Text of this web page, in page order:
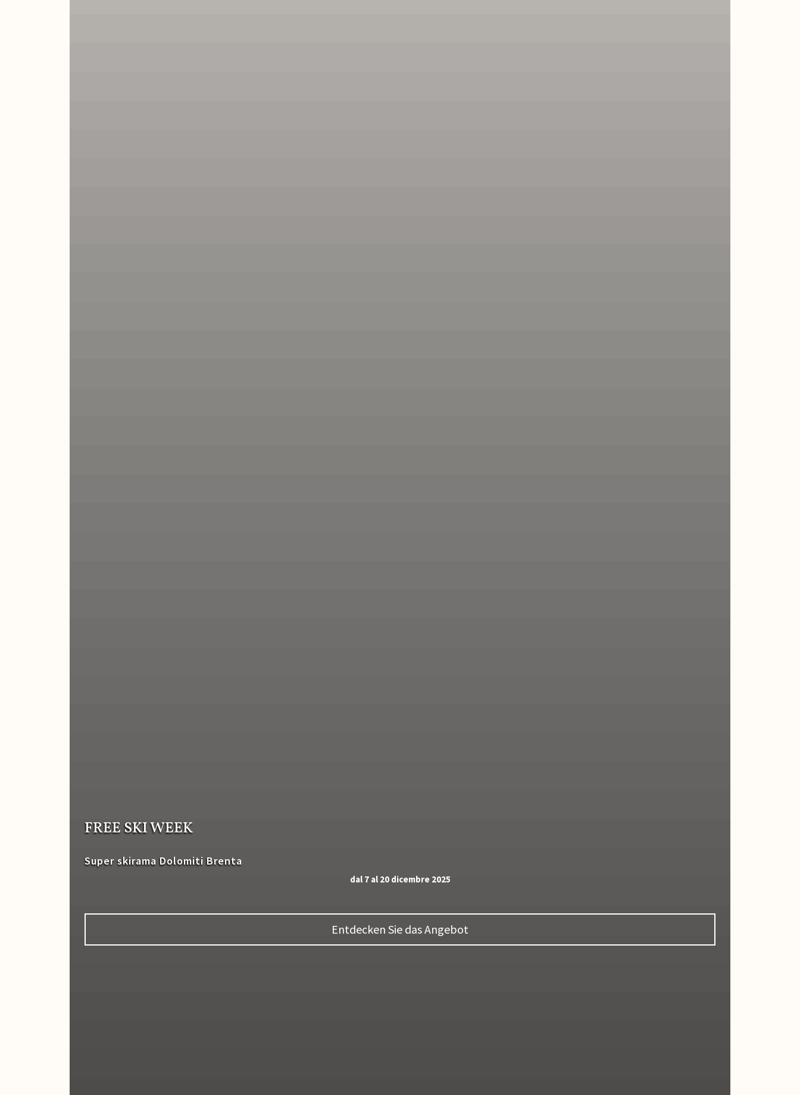
FREE SKI WEEK
Super skirama Dolomiti Brenta
dal 7 al 20 dicembre 2025
Entdecken Sie das Angebot